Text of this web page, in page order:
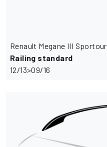
Renault Megane III Sportour
Railing standard
12/13>09/16